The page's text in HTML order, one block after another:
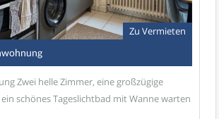
Zu Vermieten
Zwei helle Zimmer, eine großzügige
schönes Tageslichtbad mit Wanne warten